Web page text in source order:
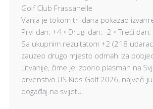
Golf Club Frassanelle
Vanja je tokom tri dana pokazao
Prvi dan: +4 • Drugi dan: -2 • Treći dan:
Sa ukupnim rezultatom +2 (218
zauzeo drugo mjesto odmah iza
Litvanije, čime je izborio plasman na
prvenstvo US Kids Golf 2026, najveći
događaj na svijetu.